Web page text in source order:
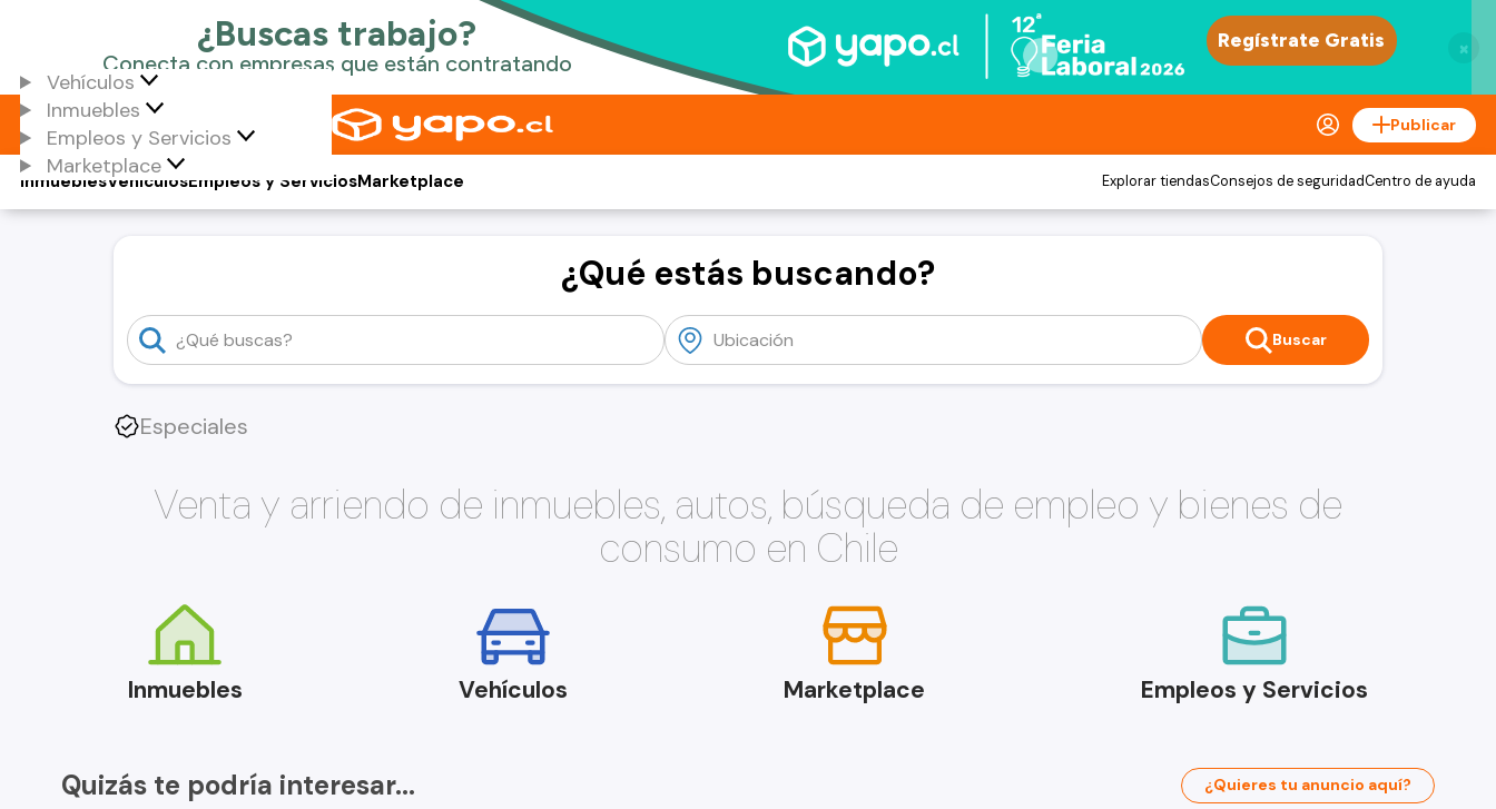
×
Vehículos
Inmuebles
Empleos y Servicios
Marketplace
Publicar
Vehículos
Inmuebles Empleos y ServiciosMarketplace Explorar tiendasConsejos de seguridadCentro de ayuda
¿Qué estás buscando?
Buscar
Especiales
Venta y arriendo de inmuebles, autos, búsqueda de empleo y bienes de
consumo en Chile
Inmuebles Vehículos Marketplace Empleos y Servicios
Quizás te podría interesar... ¿Quieres tu anuncio aquí?